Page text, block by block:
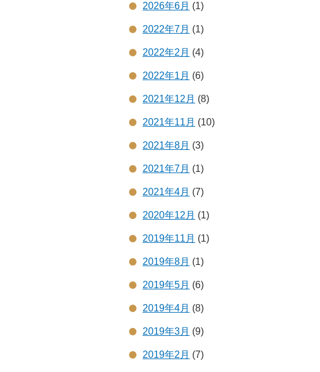
2026年6月 (1)
2022年7月 (1)
2022年2月 (4)
2022年1月 (6)
2021年12月 (8)
2021年11月 (10)
2021年8月 (3)
2021年7月 (1)
2021年4月 (7)
2020年12月 (1)
2019年11月 (1)
2019年8月 (1)
2019年5月 (6)
2019年4月 (8)
2019年3月 (9)
2019年2月 (7)